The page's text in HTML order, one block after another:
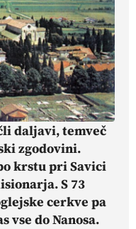
daljavi, temveč
zgodovini.
krstu pri Savici
S 73
cerkve pa
vse do Nanosa.